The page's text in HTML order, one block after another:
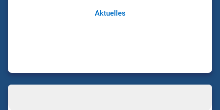
Aktuelles